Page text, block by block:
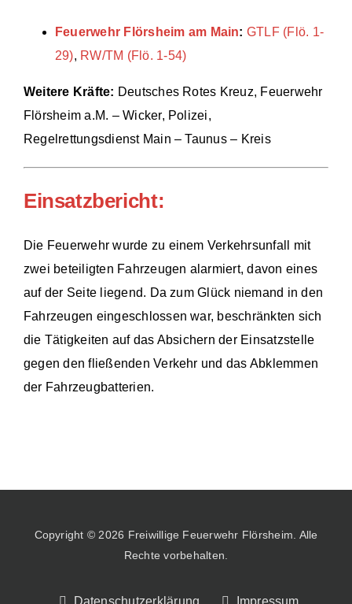
Feuerwehr Flörsheim am Main: GTLF (Flö. 1-
29), RW/TM (Flö. 1-54)
Weitere Kräfte: Deutsches Rotes Kreuz, Feuerwehr
Flörsheim a.M. – Wicker, Polizei,
Regelrettungsdienst Main – Taunus – Kreis
Einsatzbericht:
Die Feuerwehr wurde zu einem Verkehrsunfall mit
zwei beteiligten Fahrzeugen alarmiert, davon eines
auf der Seite liegend. Da zum Glück niemand in den
Fahrzeugen eingeschlossen war, beschränkten sich
die Tätigkeiten auf das Absichern der Einsatzstelle
gegen den fließenden Verkehr und das Abklemmen
der Fahrzeugbatterien.
Copyright © 2026 Freiwillige Feuerwehr Flörsheim. Alle
Rechte vorbehalten.
Datenschutzerklärung Impressum